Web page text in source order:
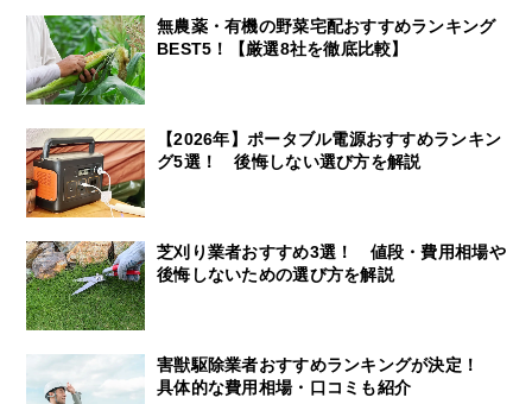
無農薬・有機の野菜宅配おすすめランキング
BEST5！【厳選8社を徹底比較】
【2026年】ポータブル電源おすすめランキン
グ5選！ 後悔しない選び方を解説
芝刈り業者おすすめ3選！ 値段・費用相場や
後悔しないための選び方を解説
害獣駆除業者おすすめランキングが決定！
具体的な費用相場・口コミも紹介